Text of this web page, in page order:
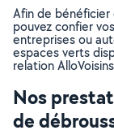
Afin de bénéficier
pouvez confier
entreprises ou
espaces verts
relation
Nos
de